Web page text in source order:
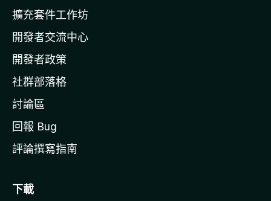
a
官
網
擴充套件工作坊
開發者交流中心
開發者政策
社群部落格
討論區
回報 Bug
評論撰寫指南
下載